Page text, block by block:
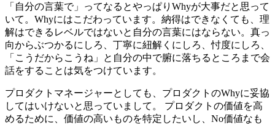
「自分の言葉で」ってなるとやっぱりWhyが大事だと思って
いて。Whyにはこだわっています。納得はできなくても、理
解はできるレベルではないと自分の言葉にはならない。真っ
向からぶつかるにしろ、丁寧に紐解くにしろ、忖度にしろ、
「こうだからこうね」と自分の中で腑に落ちるところまで会
話をすることは気をつけています。
プロダクトマネージャーとしても、プロダクトのWhyに妥協
してはいけないと思っていまして。 プロダクトの価値を高
めるために、価値の高いものを特定したいし、No価値なも